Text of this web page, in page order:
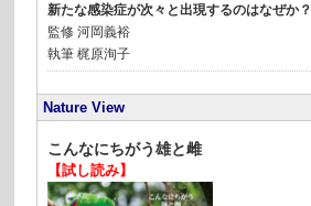
新たな感染症が次々と出現するのはなぜか？
監修河岡義裕
執筆梶原洵子
Nature View
こんなにちがう雄と雌
【試し読み】